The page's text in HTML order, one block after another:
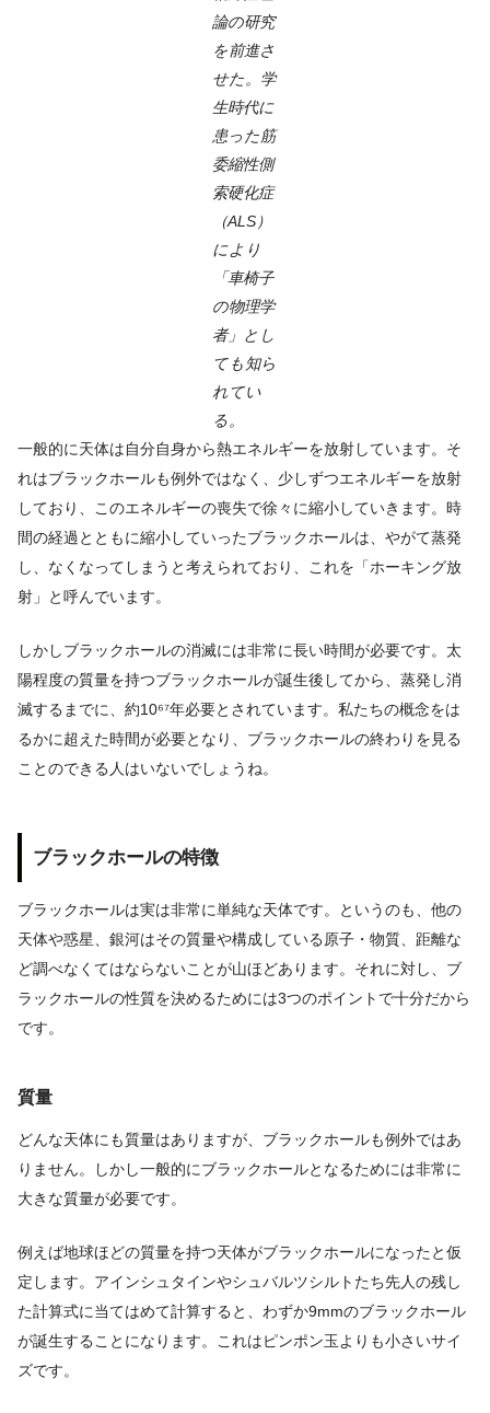
論の研究
を前進さ
せた。学
生時代に
患った筋
委縮性側
索硬化症
（ALS）
により
「車椅子
の物理学
者」とし
ても知ら
れてい
る。
一般的に天体は自分自身から熱エネルギーを放射しています。そ
れはブラックホールも例外ではなく、少しずつエネルギーを放射
しており、このエネルギーの喪失で徐々に縮小していきます。時
間の経過とともに縮小していったブラックホールは、やがて蒸発
し、なくなってしまうと考えられており、これを「ホーキング放
射」と呼んでいます。
しかしブラックホールの消滅には非常に長い時間が必要です。太
陽程度の質量を持つブラックホールが誕生後してから、蒸発し消
滅するまでに、約10⁶⁷年必要とされています。私たちの概念をは
るかに超えた時間が必要となり、ブラックホールの終わりを見る
ことのできる人はいないでしょうね。
ブラックホールの特徴
ブラックホールは実は非常に単純な天体です。というのも、他の
天体や惑星、銀河はその質量や構成している原子・物質、距離な
ど調べなくてはならないことが山ほどあります。それに対し、ブ
ラックホールの性質を決めるためには3つのポイントで十分だから
です。
質量
どんな天体にも質量はありますが、ブラックホールも例外ではあ
りません。しかし一般的にブラックホールとなるためには非常に
大きな質量が必要です。
例えば地球ほどの質量を持つ天体がブラックホールになったと仮
定します。アインシュタインやシュバルツシルトたち先人の残し
た計算式に当てはめて計算すると、わずか9mmのブラックホール
が誕生することになります。これはピンポン玉よりも小さいサイ
ズです。